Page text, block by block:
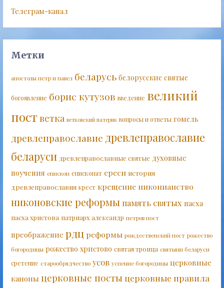
Телеграм-канал
Метки
апостолы петр и павел беларусь белорусские святые
богоявление борис кутузов введение великий
постветка ветковский патерик вопросы и ответы гомель
древлеправославие древлеправославие
беларуси древлеправославные святые духовные
поучения епископ епископат ереси история
древлеправославия крест крещение никонианство
никоновские реформыпамять святых пасха
пасха христова патриарх александр петров пост
преображение рдц реформы рождественский пост рожество
богородицы рожество христово святая троица святыни беларуси
сретение старообрядчество усов успение богородицы церковные
каноны церковные посты церковные правила